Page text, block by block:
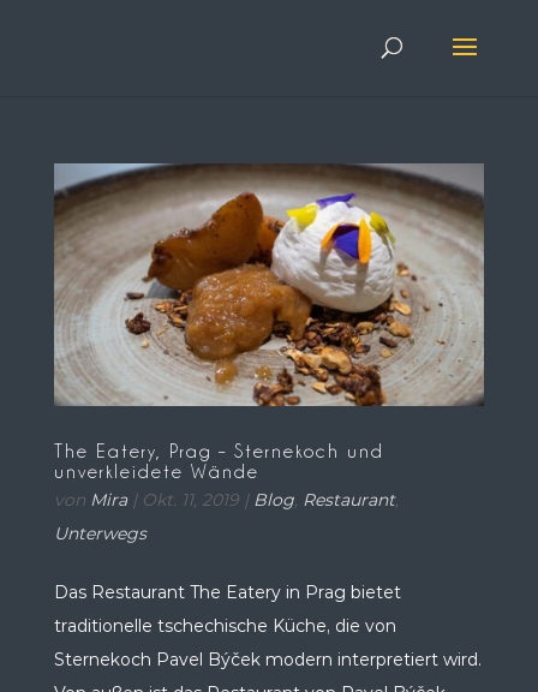
The Eatery, Prag – Sternekoch und
unverkleidete Wände
von Mira| Okt. 11, 2019| Blog, Restaurant,
Unterwegs
Das Restaurant The Eatery in Prag bietet
traditionelle tschechische Küche, die von
Sternekoch Pavel Býček modern interpretiert wird.